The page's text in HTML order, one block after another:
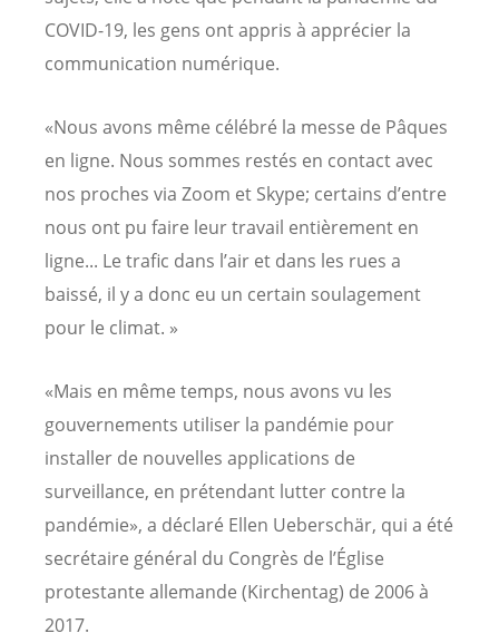
COVID-19, les gens ont appris à apprécier la
communication numérique.
«Nous avons même célébré la messe de Pâques
en ligne. Nous sommes restés en contact avec
nos proches via Zoom et Skype; certains d’entre
nous ont pu faire leur travail entièrement en
ligne... Le trafic dans l’air et dans les rues a
baissé, il y a donc eu un certain soulagement
pour le climat. »
«Mais en même temps, nous avons vu les
gouvernements utiliser la pandémie pour
installer de nouvelles applications de
surveillance, en prétendant lutter contre la
pandémie», a déclaré Ellen Ueberschär, qui a été
secrétaire général du Congrès de l’Église
protestante allemande (Kirchentag) de 2006 à
2017.